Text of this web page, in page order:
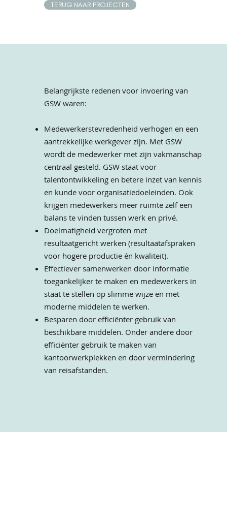
TERUG NAAR PROJECTEN
Belangrijkste redenen voor invoering van
GSW waren:
Medewerkerstevredenheid verhogen en een
aantrekkelijke werkgever zijn. Met GSW
wordt de medewerker met zijn vakmanschap
centraal gesteld. GSW staat voor
talentontwikkeling en betere inzet van kennis
en kunde voor organisatiedoeleinden. Ook
krijgen medewerkers meer ruimte zelf een
balans te vinden tussen werk en privé.
Doelmatigheid vergroten met
resultaatgericht werken (resultaatafspraken
voor hogere productie én kwaliteit).
Effectiever samenwerken door informatie
toegankelijker te maken en medewerkers in
staat te stellen op slimme wijze en met
moderne middelen te werken.
Besparen door efficiënter gebruik van
beschikbare middelen. Onder andere door
efficiënter gebruik te maken van
kantoorwerkplekken en door vermindering
van reisafstanden.